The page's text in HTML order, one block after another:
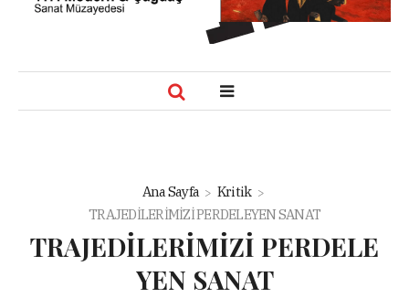
Ana Sayfa
Kritik
TRAJEDİLERİMİZİ PERDELEYEN SANAT
TRAJEDİLERİMİZİ PERDELE
YEN SANAT